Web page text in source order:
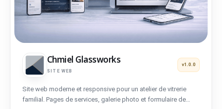
Chmiel Glassworks
SITE WEB
v1.0.0
Site web moderne et responsive pour un atelier de vitrerie
familial. Pages de services, galerie photo et formulaire de